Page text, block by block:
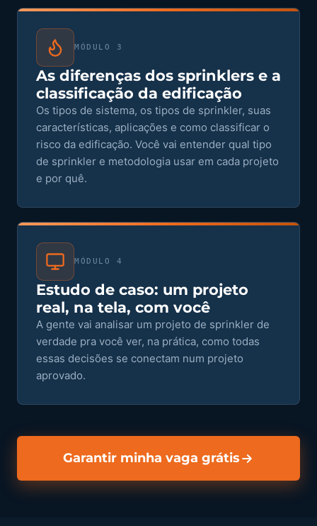
MÓDULO 3
As diferenças dos sprinklers e a
classificação da edificação
Os tipos de sistema, os tipos de sprinkler, suas
características, aplicações e como classificar o
risco da edificação. Você vai entender qual tipo
de sprinkler e metodologia usar em cada projeto
e por quê.
MÓDULO 4
Estudo de caso: um projeto
real, na tela, com você
A gente vai analisar um projeto de sprinkler de
verdade pra você ver, na prática, como todas
essas decisões se conectam num projeto
aprovado.
Garantir minha vaga grátis